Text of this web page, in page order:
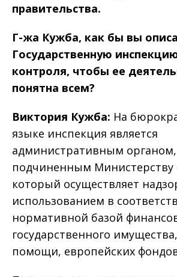
правительства.
Г-жа Кужба, как бы вы
Государственную
контроля, чтобы ее
понятна всем?
Виктория Кужба: На
языке инспекция является
административным органом,
подчиненным Министерству
который осуществляет
использованием в
нормативной базой
государственного
помощи, европейских